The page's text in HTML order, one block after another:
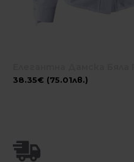
38.35€ (75.01лв.)